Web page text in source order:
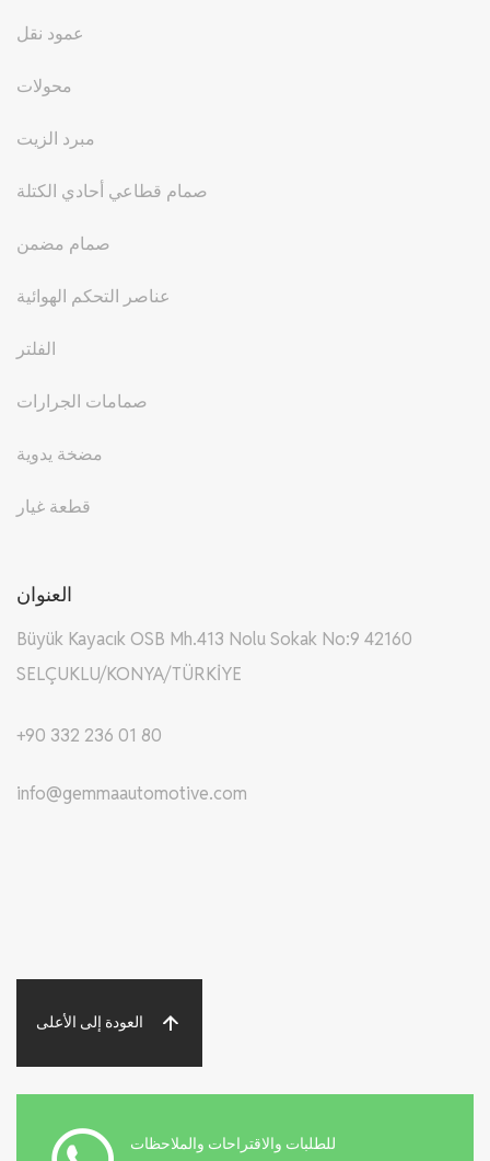
عمود نقل
محولات
مبرد الزيت
صمام قطاعي أحادي الكتلة
صمام مضمن
عناصر التحكم الهوائية
الفلتر
صمامات الجرارات
مضخة يدوية
قطعة غيار
العنوان
Büyük Kayacık OSB Mh.413 Nolu Sokak No:9 42160
SELÇUKLU/KONYA/TÜRKİYE
+90 332 236 01 80
info@gemmaautomotive.com
العودة إلى الأعلى
للطلبات والاقتراحات والملاحظات